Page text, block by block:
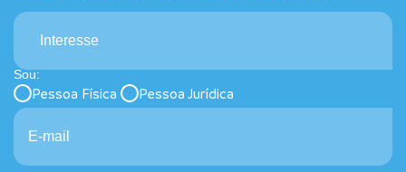
Interesse
Sou:
Pessoa Física Pessoa Jurídica